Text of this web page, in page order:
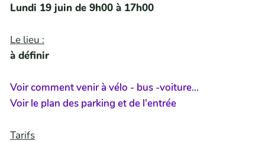
Lundi 19 juin de 9h00 à 17h00
Le lieu :
à définir
Voir comment venir à vélo - bus -voiture...
Voir le plan des parking et de l'entrée
Tarifs